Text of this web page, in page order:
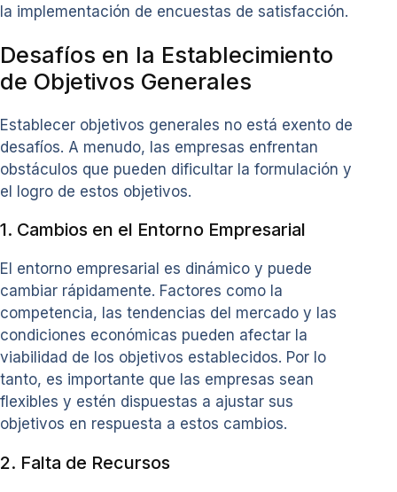
la implementación de encuestas de satisfacción.
Desafíos en la Establecimiento
de Objetivos Generales
Establecer objetivos generales no está exento de
desafíos. A menudo, las empresas enfrentan
obstáculos que pueden dificultar la formulación y
el logro de estos objetivos.
1. Cambios en el Entorno Empresarial
El entorno empresarial es dinámico y puede
cambiar rápidamente. Factores como la
competencia, las tendencias del mercado y las
condiciones económicas pueden afectar la
viabilidad de los objetivos establecidos. Por lo
tanto, es importante que las empresas sean
flexibles y estén dispuestas a ajustar sus
objetivos en respuesta a estos cambios.
2. Falta de Recursos